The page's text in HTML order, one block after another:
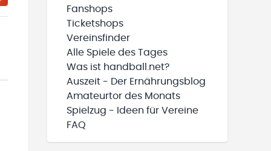
Fanshops
Ticketshops
Vereinsfinder
Alle Spiele des Tages
Was ist handball.net?
Auszeit - Der Ernährungsblog
Amateurtor des Monats
Spielzug - Ideen für Vereine
FAQ